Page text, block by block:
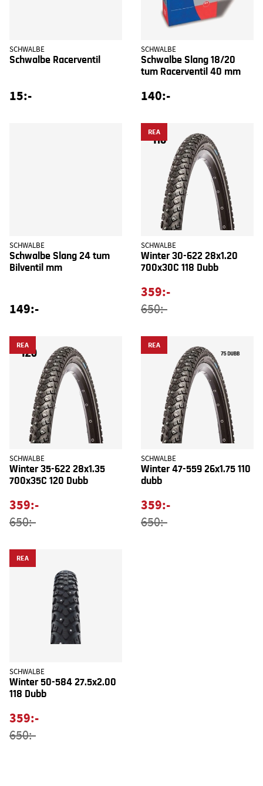
SCHWALBE
Schwalbe Racerventil
15:-
SCHWALBE
Schwalbe Slang 18/20
tum Racerventil 40 mm
140:-
SCHWALBE
Schwalbe Slang 24 tum
Bilventil mm
149:-
REA
SCHWALBE
Winter 30-622 28x1.20
700x30C 118 Dubb
359:-
650:-
REA
SCHWALBE
Winter 35-622 28x1.35
700x35C 120 Dubb
359:-
650:-
REA
SCHWALBE
Winter 47-559 26x1.75 110
dubb
359:-
650:-
REA
SCHWALBE
Winter 50-584 27.5x2.00
118 Dubb
359:-
650:-